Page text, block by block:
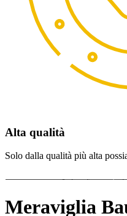
Alta qualità
Solo dalla qualità più alta
Meraviglia